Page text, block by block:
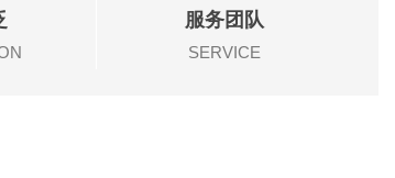
服务团队
SERVICE